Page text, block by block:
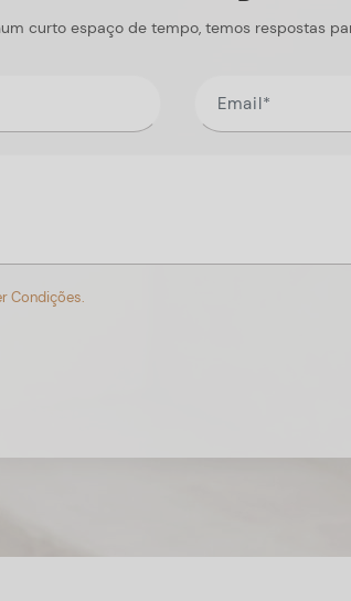
curto espaço de tempo, temos respostas
Condições.